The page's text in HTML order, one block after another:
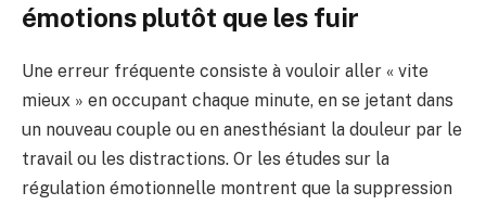
émotions plutôt que les fuir
Une erreur fréquente consiste à vouloir aller « vite
mieux » en occupant chaque minute, en se jetant dans
un nouveau couple ou en anesthésiant la douleur par le
travail ou les distractions. Or les études sur la
régulation émotionnelle montrent que la suppression